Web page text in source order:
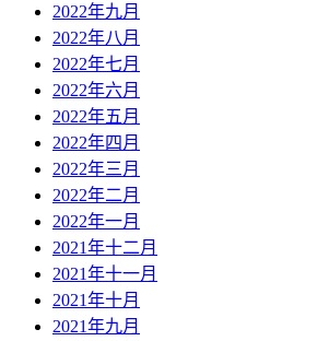
2022年九月
2022年八月
2022年七月
2022年六月
2022年五月
2022年四月
2022年三月
2022年二月
2022年一月
2021年十二月
2021年十一月
2021年十月
2021年九月